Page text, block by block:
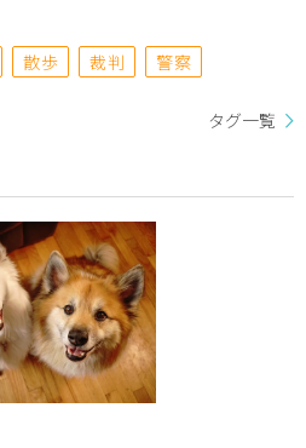
散歩 裁判 警察
タグ一覧